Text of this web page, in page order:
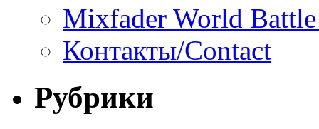
Mixfader World
Контакты/Contact
Рубрики